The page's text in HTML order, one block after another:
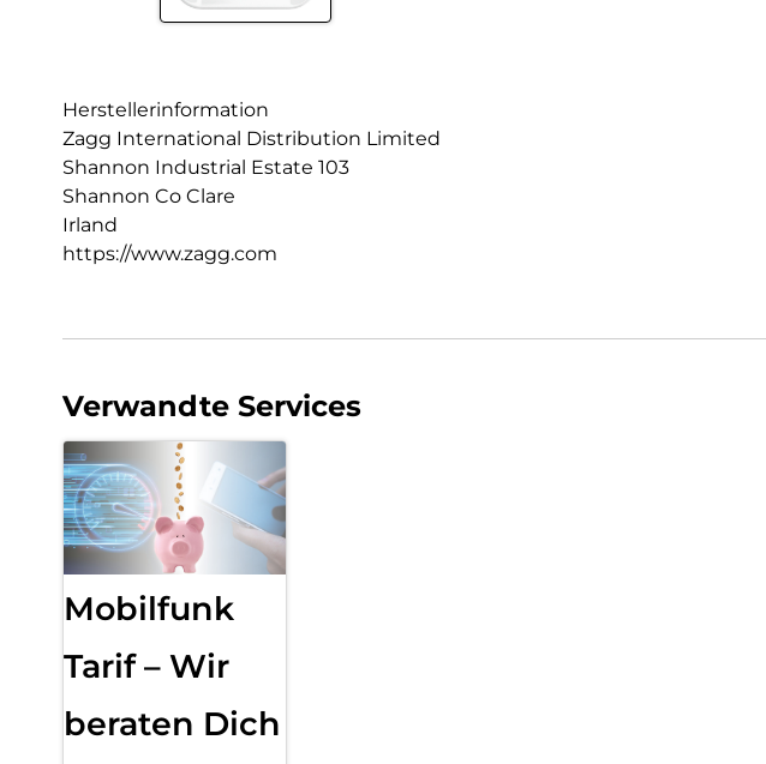
Herstellerinformation
Zagg International Distribution Limited
Shannon Industrial Estate 103
Shannon Co Clare
Irland
https://www.zagg.com
Verwandte Services
Mobilfunk
Tarif – Wir
beraten Dich